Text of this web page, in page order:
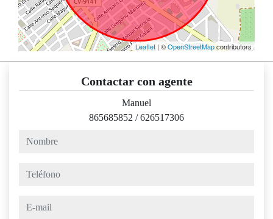
Leaflet | ©OpenStreetMapcontributors
Contactar con agente
Manuel
865685852 /626517306
nombre
teléfono
e-mail